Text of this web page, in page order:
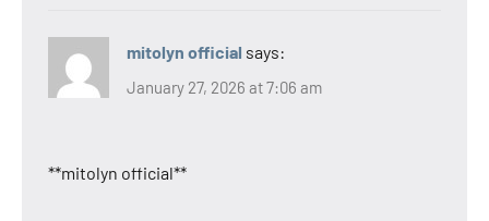
mitolyn official says:
January 27, 2026 at 7:06 am
**mitolyn official**